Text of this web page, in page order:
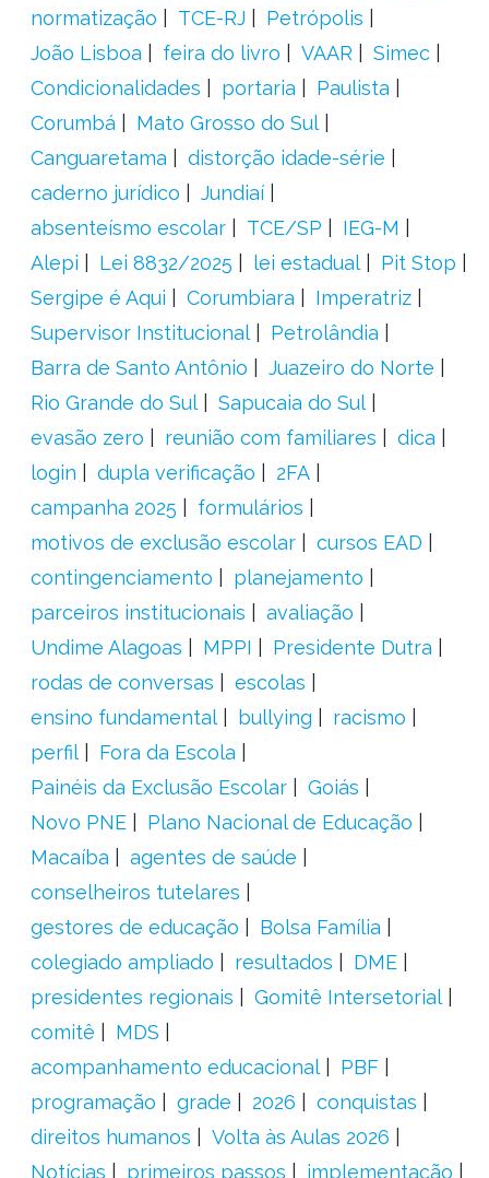
normatização
TCE-RJ
Petrópolis
João Lisboa
feira do livro VAAR
Simec
Condicionalidades
portaria
Paulista
Corumbá
Mato Grosso do Sul
Canguaretama
distorção idade-série
caderno jurídico
Jundiaí
absenteísmo escolar
TCE/SP
IEG-M
Alepi
Lei 8832/2025 lei estadual
Pit Stop
Sergipe é Aqui
Corumbiara
Imperatriz
Supervisor Institucional
Petrolândia
Barra de Santo Antônio
Juazeiro do Norte
Rio Grande do Sul
Sapucaia do Sul
evasão zero
reunião com familiares
dica
login
dupla verificação
2FA
campanha 2025
formulários
motivos de exclusão escolar
cursos EAD
contingenciamento
planejamento
parceiros institucionais
avaliação
Undime Alagoas
MPPI
Presidente Dutra
rodas de conversas
escolas
ensino fundamental
bullying
racismo
perfil
Fora da Escola
Painéis da Exclusão Escolar
Goiás
Novo PNE
Plano Nacional de Educação
Macaíba
agentes de saúde
conselheiros tutelares
gestores de educação
Bolsa Família
colegiado ampliado
resultados
DME
presidentes regionais
Gomitê Intersetorial
comitê
MDS
acompanhamento educacional
PBF
programação
grade 2026
conquistas
direitos humanos
Volta às Aulas 2026
Notícias
primeiros passos implementação